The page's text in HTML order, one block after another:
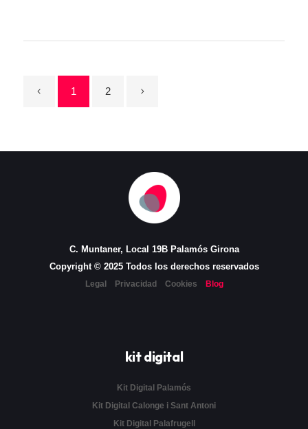
1 2
C. Muntaner, Local 19B Palamós Girona
Copyright © 2025 Todos los derechos reservados
Legal Privacidad Cookies Blog
kit digital
Kit Digital Palamós
Kit Digital Calonge i Sant Antoni
Kit Digital Palafrugell